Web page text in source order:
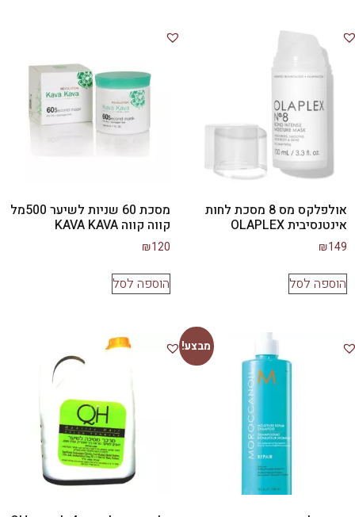
אולפלקס מס 8 מסכת לחות
אינטנסיבית OLAPLEX
₪149
הוספה לסל
מסכת 60 שניות לשיער 500מל
קווה קווה KAVA KAVA
₪120
הוספה לסל
מבצע!